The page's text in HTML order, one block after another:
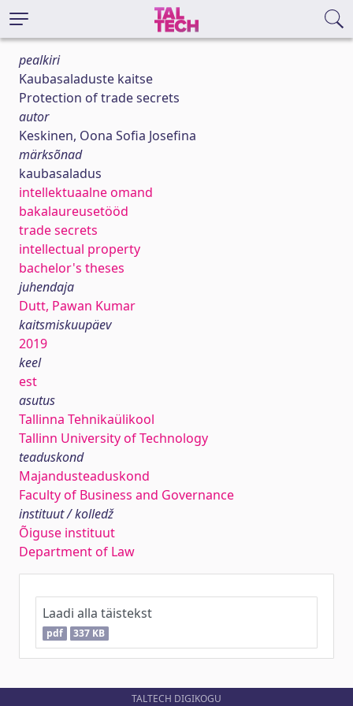
pealkiri
Kaubasaladuste kaitse
Protection of trade secrets
autor
Keskinen, Oona Sofia Josefina
märksõnad
kaubasaladus
intellektuaalne omand
bakalaureusetööd
trade secrets
intellectual property
bachelor's theses
juhendaja
Dutt, Pawan Kumar
kaitsmiskuupäev
2019
keel
est
asutus
Tallinna Tehnikaülikool
Tallinn University of Technology
teaduskond
Majandusteaduskond
Faculty of Business and Governance
instituut / kolledž
Õiguse instituut
Department of Law
Laadi alla täistekst
pdf 337 KB
TALTECH DIGIKOGU